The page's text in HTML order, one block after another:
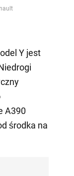
Y jest
A390
środka na